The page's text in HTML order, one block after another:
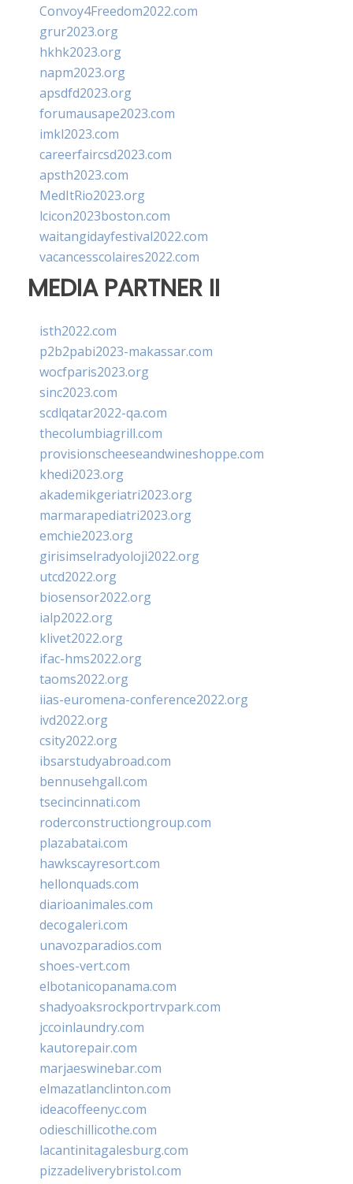
Convoy4Freedom2022.com
grur2023.org
hkhk2023.org
napm2023.org
apsdfd2023.org
forumausape2023.com
imkl2023.com
careerfaircsd2023.com
apsth2023.com
MedItRio2023.org
lcicon2023boston.com
waitangidayfestival2022.com
vacancesscolaires2022.com
MEDIA PARTNER II
isth2022.com
p2b2pabi2023-makassar.com
wocfparis2023.org
sinc2023.com
scdlqatar2022-qa.com
thecolumbiagrill.com
provisionscheeseandwineshoppe.com
khedi2023.org
akademikgeriatri2023.org
marmarapediatri2023.org
emchie2023.org
girisimselradyoloji2022.org
utcd2022.org
biosensor2022.org
ialp2022.org
klivet2022.org
ifac-hms2022.org
taoms2022.org
iias-euromena-conference2022.org
ivd2022.org
csity2022.org
ibsarstudyabroad.com
bennusehgall.com
tsecincinnati.com
roderconstructiongroup.com
plazabatai.com
hawkscayresort.com
hellonquads.com
diarioanimales.com
decogaleri.com
unavozparadios.com
shoes-vert.com
elbotanicopanama.com
shadyoaksrockportrvpark.com
jccoinlaundry.com
kautorepair.com
marjaeswinebar.com
elmazatlanclinton.com
ideacoffeenyc.com
odieschillicothe.com
lacantinitagalesburg.com
pizzadeliverybristol.com